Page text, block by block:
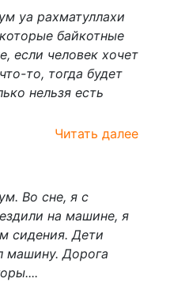
уа рахматуллахи
байкотные
если человек хочет
то, тогда будет
нельзя есть
Читать далее
Во сне, я с
на машине, я
сидения. Дети
машину. Дорога